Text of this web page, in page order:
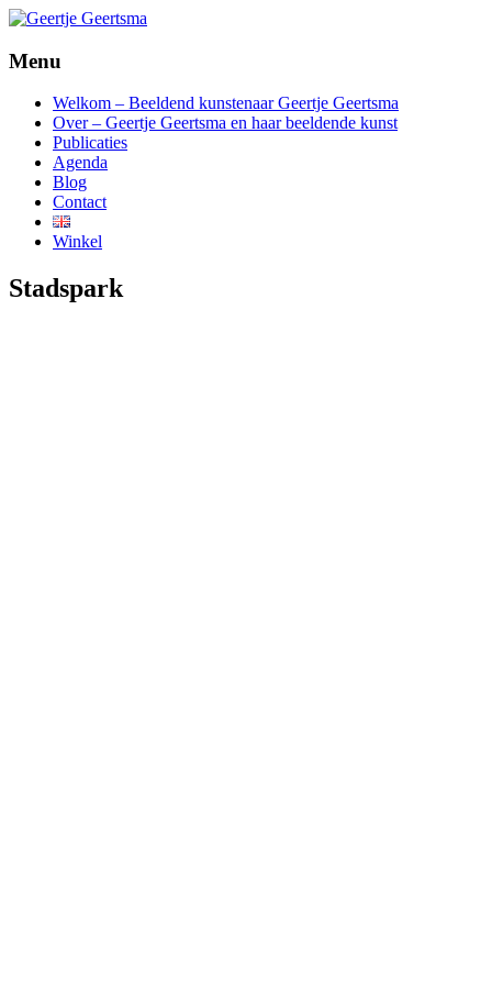
Geertje Geertsma
beeldende kunst
Menu
Welkom – Beeldend kunstenaar Geertje Geertsma
Over – Geertje Geertsma en haar beeldende kunst
Publicaties
Agenda
Blog
Contact
Winkel
Stadspark